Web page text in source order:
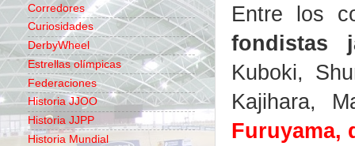
Entre los
fondistas
Kuboki,
Kajihara,
Furuyama,
Corredores
Curiosidades
DerbyWheel
Estrellas olímpicas
Federaciones
Historia JJOO
Historia JJPP
Historia Mundial